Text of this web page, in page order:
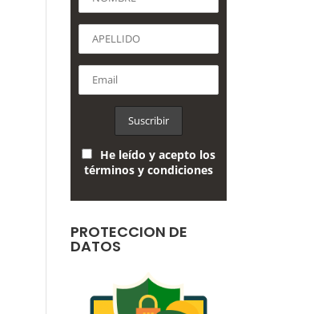
He leído y acepto los
términos y condiciones
PROTECCION DE
DATOS